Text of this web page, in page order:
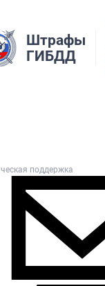
Штрафы
ГИБДД
поддержка